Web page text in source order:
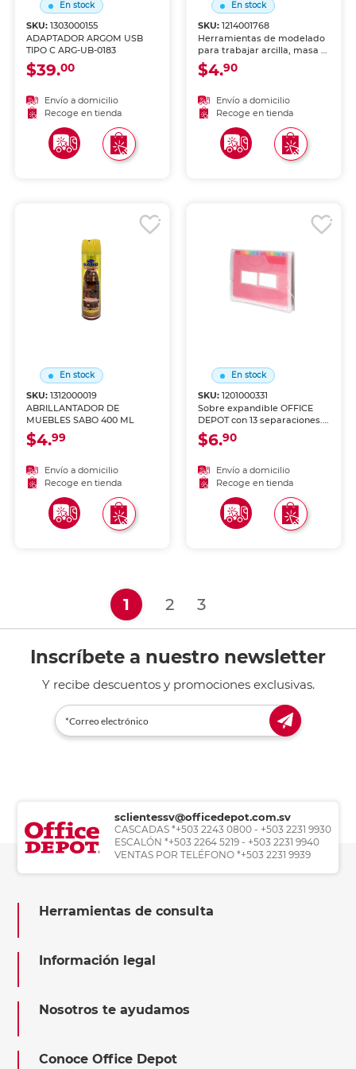
En stock
SKU:1303000155
ADAPTADOR ARGOM USB
TIPO C ARG-UB-0183
$39.00
Envío a domicilio
Recoge en tienda
En stock
SKU: 1214001768
Herramientas de modelado
para trabajar arcilla, masa y
pasta. Puntas de diferentes
formas para crear detalles y
$4.90
Envío a domicilio
Recoge en tienda
En stock
SKU:1312000019
ABRILLANTADOR DE
MUEBLES SABO 400 ML
$4.99
Envío a domicilio
Recoge en tienda
En stock
SKU: 1201000331
Sobre expandible OFFICE
DEPOT con 13 separaciones.
Organizador de documentos
tipo acordeón, ideal para
recibos y documentos por
categorías. Material
resistente y duradero con
cierre seguro.
$6.90
Envío a domicilio
Recoge en tienda
1 (current)
2 3
Inscríbete a nuestro newsletter
Y recibe descuentos y promociones exclusivas.
sclientessv@officedepot.com.sv
CASCADAS *+503 2243 0800 - +503 2231 9930
ESCALÓN *+503 2264 5219 - +503 2231 9940
VENTAS POR TELÉFONO *+503 2231 9939
Herramientas de consulta
Información legal
Nosotros te ayudamos
Conoce Office Depot